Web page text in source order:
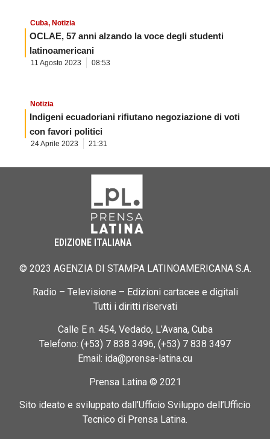
Cuba, Notizia
OCLAE, 57 anni alzando la voce degli studenti
latinoamericani
11 Agosto 2023 08:53
Notizia
Indigeni ecuadoriani rifiutano negoziazione di voti
con favori politici
24 Aprile 2023 21:31
EDIZIONE ITALIANA
© 2023 AGENZIA DI STAMPA LATINOAMERICANA S.A.
Radio – Televisione – Edizioni cartacee e digitali
Tutti i diritti riservati
Calle E n. 454, Vedado, L’Avana, Cuba
Telefono: (+53) 7 838 3496, (+53) 7 838 3497
Email: ida@prensa-latina.cu
Prensa Latina © 2021
Sito ideato e sviluppato dall’Ufficio Sviluppo dell’Ufficio
Tecnico di Prensa Latina.